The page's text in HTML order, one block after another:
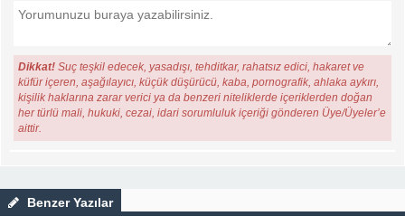
Dikkat! Suç teşkil edecek, yasadışı, tehditkar, rahatsız edici, hakaret ve
küfür içeren, aşağılayıcı, küçük düşürücü, kaba, pornografik, ahlaka aykırı,
kişilik haklarına zarar verici ya da benzeri niteliklerde içeriklerden doğan
her türlü mali, hukuki, cezai, idari sorumluluk içeriği gönderen Üye/Üyeler’e
aittir.
Benzer Yazılar